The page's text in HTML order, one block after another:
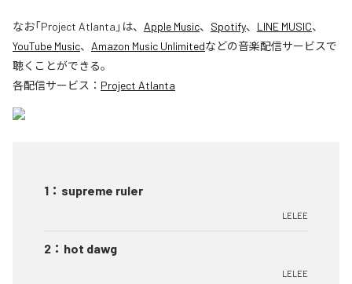
なお「Project Atlanta 」は、 Apple Music、 Spotify、 LINE MUSIC、
YouTube Music、 Amazon Music Unlimitedなどの音楽配信サービスで
聴くことができる。
各配信サービス： Project Atlanta
1 ： supreme ruler
LELEE
2 ： hot dawg
LELEE